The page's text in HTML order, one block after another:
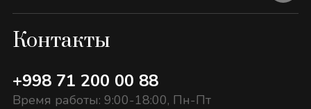
Контакты
+998 71 200 00 88
Время работы: 9:00-18:00, Пн-Пт